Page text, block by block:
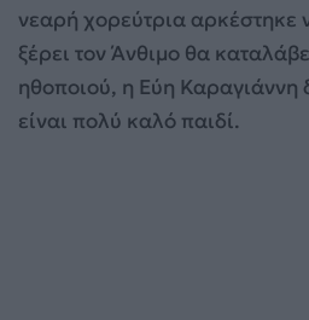
νεαρή χορεύτρια αρκέστηκε
ξέρει τον Άνθιμο θα
ηθοποιού, η Εύη Καραγιάννη
είναι πολύ καλό παιδί.